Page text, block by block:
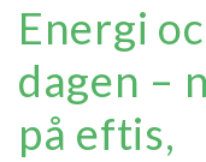
Energi
dagen –
på eftis,